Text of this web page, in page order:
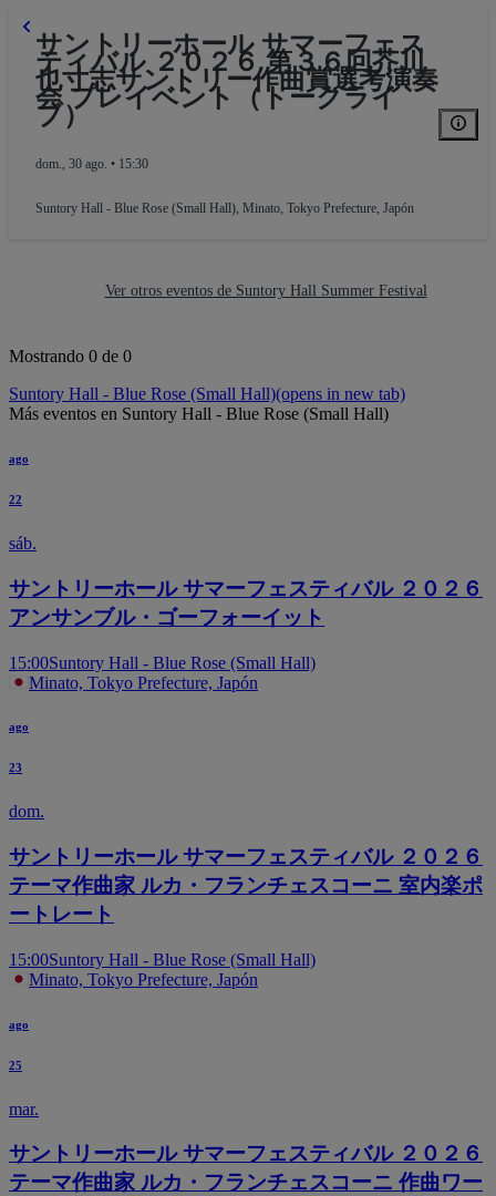
サントリーホール サマーフェス
ティバル ２０２６ 第３６回芥川
也寸志サントリー作曲賞選考演奏
会 プレイベント（トークライ
ブ）
dom., 30 ago. • 15:30
Suntory Hall - Blue Rose (Small Hall), Minato, Tokyo Prefecture, Japón
Ver otros eventos de Suntory Hall Summer Festival
Mostrando 0 de 0
Suntory Hall - Blue Rose (Small Hall)(opens in new tab)
Más eventos en Suntory Hall - Blue Rose (Small Hall)
ago
22
sáb.
サントリーホール サマーフェスティバル ２０２６
アンサンブル・ゴーフォーイット
15:00Suntory Hall - Blue Rose (Small Hall)
Minato, Tokyo Prefecture, Japón
ago
23
dom.
サントリーホール サマーフェスティバル ２０２６
テーマ作曲家 ルカ・フランチェスコーニ 室内楽ポ
ートレート
15:00Suntory Hall - Blue Rose (Small Hall)
Minato, Tokyo Prefecture, Japón
ago
25
mar.
サントリーホール サマーフェスティバル ２０２６
テーマ作曲家 ルカ・フランチェスコーニ 作曲ワー